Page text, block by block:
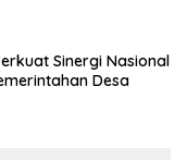
Sinergi Nasional
Desa